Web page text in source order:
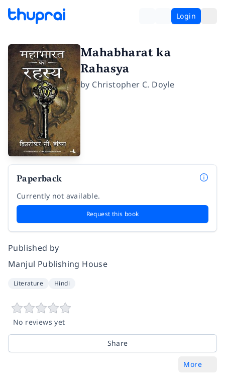
Login
Mahabharat ka
Rahasya
by Christopher C. Doyle
Paperback
Currently not available.
Request this book
Published by
Manjul Publishing House
Literature Hindi
No reviews yet
Share
More